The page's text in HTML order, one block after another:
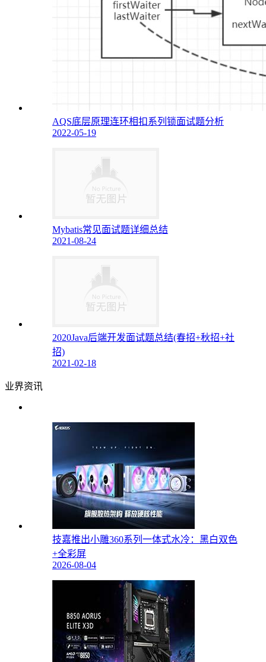
AQS底层原理连环相扣系列锁面试题分析
2022-05-19
Mybatis常见面试题详细总结
2021-08-24
2020Java后端开发面试题总结(春招+秋招+社
招)
2021-02-18
业界资讯
技嘉推出小雕360系列一体式水冷：黑白双色
+全彩屏
2026-08-04